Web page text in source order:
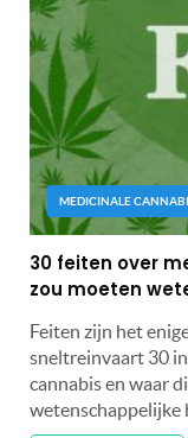
MEDICINALE
30 feiten over
zou moeten
Feiten zijn het
sneltreinvaart 30
cannabis en waar
wetenschappelijke